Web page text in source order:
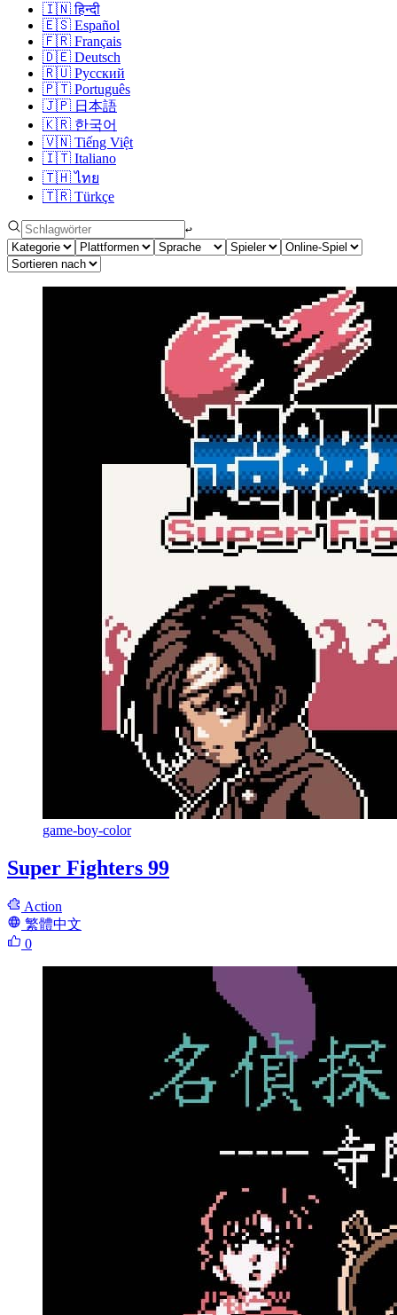
🇮🇳 हिन्दी
🇪🇸 Español
🇫🇷 Français
🇩🇪 Deutsch
🇷🇺 Русский
🇵🇹 Português
🇯🇵 日本語
🇰🇷 한국어
🇻🇳 Tiếng Việt
🇮🇹 Italiano
🇹🇭 ไทย
🇹🇷 Türkçe
↩︎
game-boy-color
Super Fighters 99
Action
繁體中文
0